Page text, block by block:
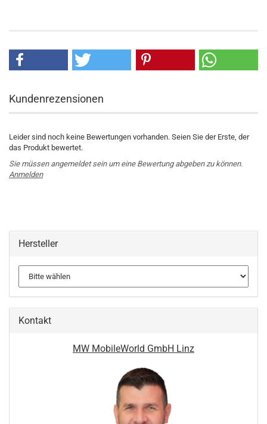
Kundenrezensionen
Leider sind noch keine Bewertungen vorhanden. Seien Sie der Erste, der
das Produkt bewertet.
Sie müssen angemeldet sein um eine Bewertung abgeben zu können.
Anmelden
Hersteller
Kontakt
MW MobileWorld GmbH Linz